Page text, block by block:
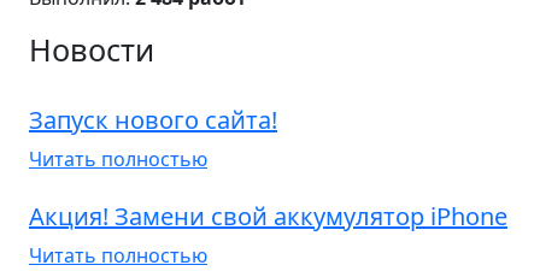
Новости
Запуск нового сайта!
Читать полностью
Акция! Замени свой аккумулятор iPhone
Читать полностью